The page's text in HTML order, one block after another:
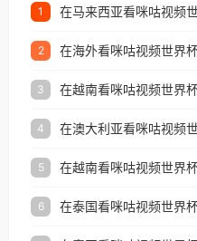
1
2
3
4
5
6